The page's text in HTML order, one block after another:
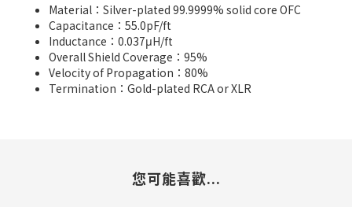
Material：Silver-plated 99.9999% solid core OFC
Capacitance：55.0pF/ft
Inductance：0.037μH/ft
Overall Shield Coverage：95%
Velocity of Propagation：80%
Termination：Gold-plated RCA or XLR
您可能喜歡...